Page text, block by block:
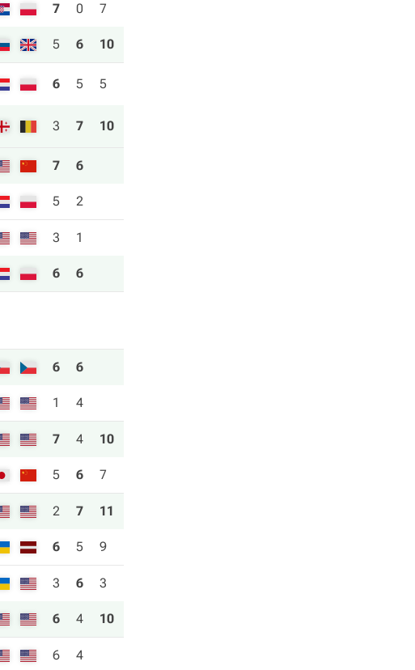
7 0 7
5 6 10
6 5 5
3 7 10
7 6
5 2
3 1
6 6
6 6
1 4
7 4 10
5 6 7
2 7 11
6 5 9
3 6 3
6 4 10
6 4